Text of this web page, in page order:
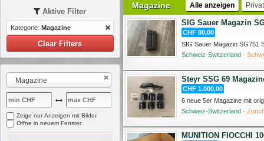
Magazine Alle anzeigen
SIG Sauer Magazin
CHF 80,00
SIG Sauer Magazin SG751
Schweiz-Switzerland ·
Steyr SSG 69
CHF 1.000,00
6 neue 5er Magazine mit
Schweiz-Switzerland ·
MUNITION FIOCCHI
Aktive Filter
Kategorie: Magazine
Clear Filters
Magazine
Zeige nur Anzeigen mit Bilder
Öffne in neuem Fenster